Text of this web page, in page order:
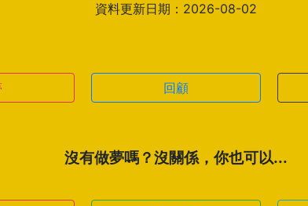
資料更新日期：2026-08-02
回顧
沒有做夢嗎？沒關係，你也可以...